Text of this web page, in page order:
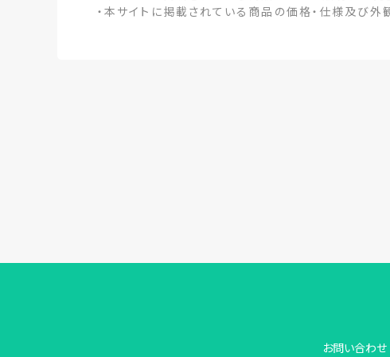
・本サイトに掲載されている商品の価格・仕様及び
お問い合わせ